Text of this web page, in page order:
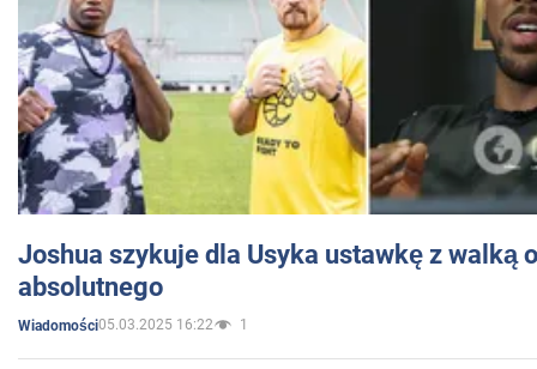
Joshua szykuje dla Usyka ustawkę z walką
absolutnego
Wiadomości05.03.2025 16:22 1